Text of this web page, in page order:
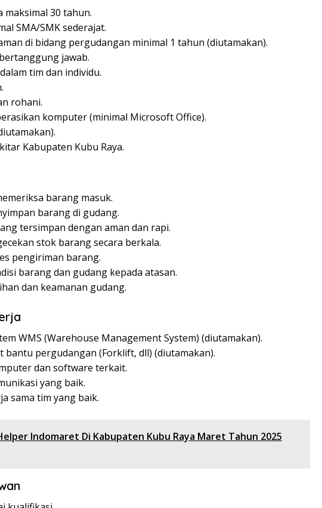
maksimal 30 tahun.
SMA/SMK sederajat.
di bidang pergudangan minimal 1 tahun (diutamakan).
jawab.
tim dan individu.
rohani.
komputer (minimal Microsoft Office).
Kabupaten Kubu Raya.
barang masuk.
barang di gudang.
tersimpan dengan aman dan rapi.
stok barang secara berkala.
pengiriman barang.
barang dan gudang kepada atasan.
dan keamanan gudang.
WMS (Warehouse Management System) (diutamakan).
bantu pergudangan (Forklift, dll) (diutamakan).
dan software terkait.
yang baik.
sama tim yang baik.
Indomaret Di Kabupaten Kubu Raya Maret Tahun 2025